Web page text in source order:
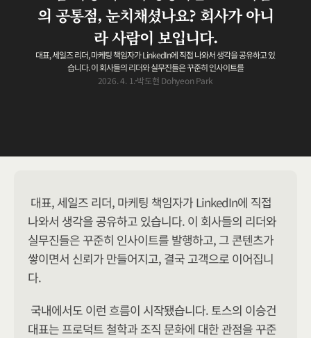
의 공통점, 눈치채셨나요? 회사가 아니
라 사람이 보입니다.
대표, 세일즈 리더, 마케팅 책임자가 LinkedIn에 직접 나와서 생각을 공유하고 있
습니다. 이 회사들의 리더와 실무진들은 꾸준히 인사이트를
2026. 4. 1.박도현 Dohyeon Park
대표, 세일즈 리더, 마케팅 책임자가 LinkedIn에 직접
나와서 생각을 공유하고 있습니다. 이 회사들의 리더와
실무진들은 꾸준히 인사이트를 발행하고, 그 콘텐츠가
쌓이면서 신뢰가 만들어지고, 결국 고객으로 이어집니
다.
국내에서도 이런 흐름이 시작됐습니다. 토스의 이승건
대표는 프로덕트 철학과 조직 문화에 대한 관점을 꾸준